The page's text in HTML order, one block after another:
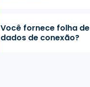
Você fornece folha de
dados de conexão?